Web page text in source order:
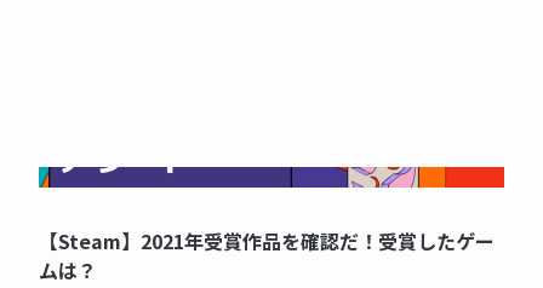
【Steam】2021年受賞作品を確認だ！受賞したゲー
ムは？